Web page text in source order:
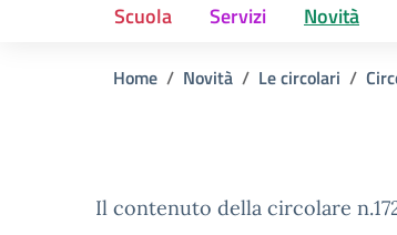
Scuola Servizi Novità
Home Novità Le circolari
Il contenuto della circolare